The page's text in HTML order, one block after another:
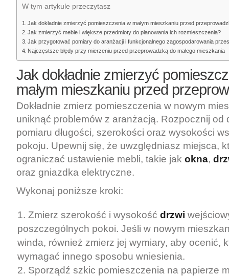
W tym artykule przeczytasz
Jak dokładnie zmierzyć pomieszczenia w małym mieszkaniu przed
Jak zmierzyć meble i większe przedmioty do planowania ich rozmieszczenia?
Jak przygotować pomiary do aranżacji i funkcjonalnego zagospodarowania
Najczęstsze błędy przy mierzeniu przed przeprowadzką do małego mieszkania
Jak dokładnie zmierzyć
małym mieszkaniu przed
Dokładnie zmierz pomieszczenia w nowym
uniknąć problemów z aranżacją. Rozpocznij od
pomiaru długości, szerokości oraz wysokości
pokoju. Upewnij się, że uwzględniasz miejsca,
ograniczać ustawienie mebli, takie jak okna,
oraz gniazdka elektryczne.
Wykonaj poniższe kroki:
Zmierz szerokość i wysokość drzwi
poszczególnych pokoi. Jeśli w nowym
winda, również zmierz jej wymiary, aby ocenić,
wymagać innego sposobu wniesienia.
Sporządź szkic pomieszczenia na papierze